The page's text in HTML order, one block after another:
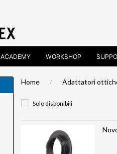
ACADEMY WORKSHOP
Home Adattatori
Solo disponibili